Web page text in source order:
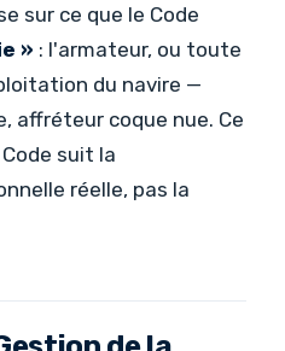
sur ce que le Code
» : l'armateur, ou toute
du navire —
affréteur coque nue. Ce
suit la
réelle, pas la